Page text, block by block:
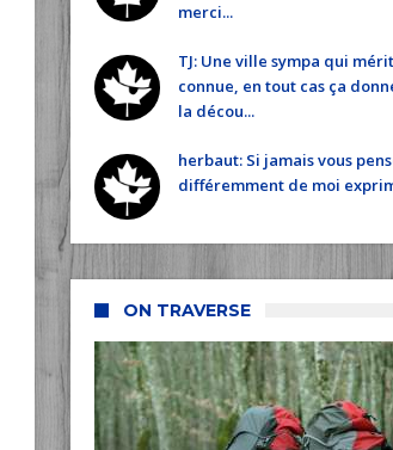
merci...
TJ: Une ville sympa qui
connue, en tout cas ça
la décou...
herbaut: Si jamais vous
différemment de moi
ON TRAVERSE